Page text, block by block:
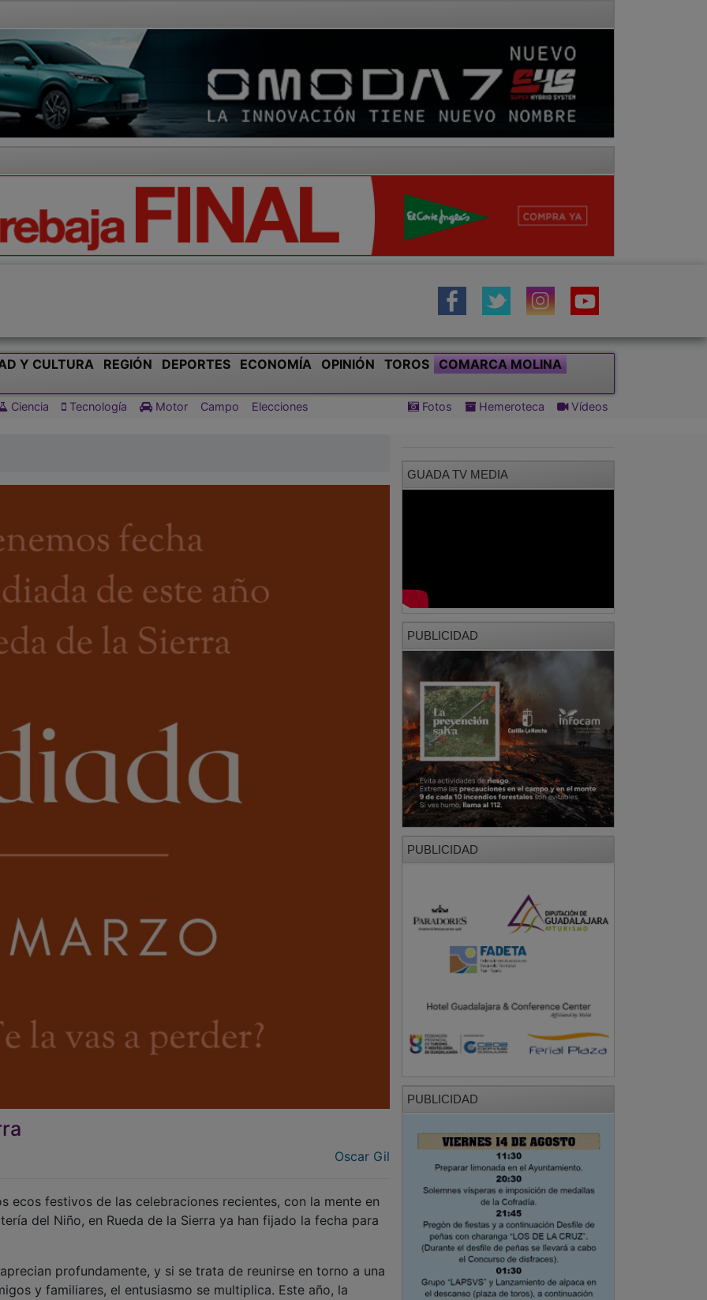
Y CULTURA REGIÓN DEPORTES ECONOMÍA OPINIÓN TOROS COMARCA MOLINA
Ciencia Tecnología Motor Campo Elecciones Fotos Hemeroteca Vídeos
Oscar Gil
ecos festivos de las celebraciones recientes, con la mente en
del Niño, en Rueda de la Sierra ya han fijado la fecha para
profundamente, y si se trata de reunirse en torno a una
y familiares, el entusiasmo se multiplica. Este año, la
GUADA TV MEDIA
PUBLICIDAD
PUBLICIDAD
PUBLICIDAD